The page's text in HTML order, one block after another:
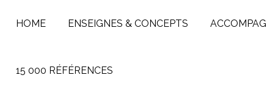
HOME ENSEIGNES & CONCEPTS
15 000 RÉFÉRENCES